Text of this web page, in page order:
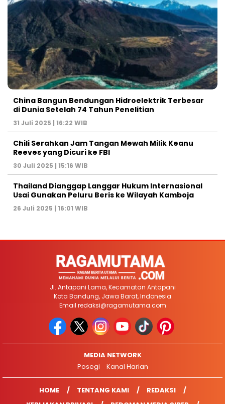
China Bangun Bendungan Hidroelektrik Terbesar
di Dunia Setelah 74 Tahun Penelitian
31 Juli 2025 | 16:22 WIB
Chili Serahkan Jam Tangan Mewah Milik Keanu
Reeves yang Dicuri ke FBI
30 Juli 2025 | 15:16 WIB
Thailand Dianggap Langgar Hukum Internasional
Usai Gunakan Peluru Beris ke Wilayah Kamboja
26 Juli 2025 | 16:01 WIB
Jl. Antapani Lama, Kecamatan Antapani
Kota Bandung, Jawa Barat, Indonesia
Email redaksi@ragamutama.com
MEDIA NETWORK
Posegi
Kanal Harian
HOME TENTANG KAMI
REDAKSI